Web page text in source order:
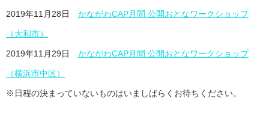
2019年11月28日 かながわCAP月間 公開おとなワークショップ
（大和市）
2019年11月29日 かながわCAP月間 公開おとなワークショップ
（横浜市中区）
※日程の決まっていないものはいましばらくお待ちください。